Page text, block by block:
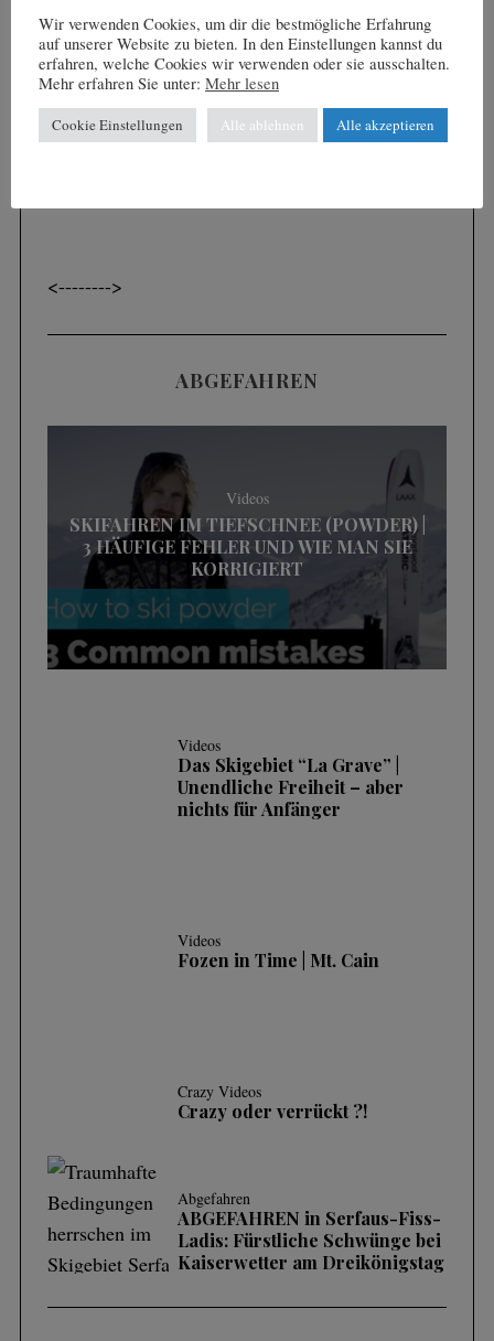
<-------->
ABGEFAHREN
Videos
SKIFAHREN IM TIEFSCHNEE (POWDER) |
3 HÄUFIGE FEHLER UND WIE MAN SIE
KORRIGIERT
Videos
Das Skigebiet “La Grave” |
Unendliche Freiheit – aber
nichts für Anfänger
Videos
Fozen in Time | Mt. Cain
Crazy Videos
Crazy oder verrückt ?!
Abgefahren
ABGEFAHREN in Serfaus-Fiss-
Ladis: Fürstliche Schwünge bei
Kaiserwetter am Dreikönigstag
Wir verwenden Cookies, um dir die bestmögliche Erfahrung
auf unserer Website zu bieten. In den Einstellungen kannst du
erfahren, welche Cookies wir verwenden oder sie ausschalten.
Mehr erfahren Sie unter: Mehr lesen
Cookie Einstellungen Alle ablehnen Alle akzeptieren